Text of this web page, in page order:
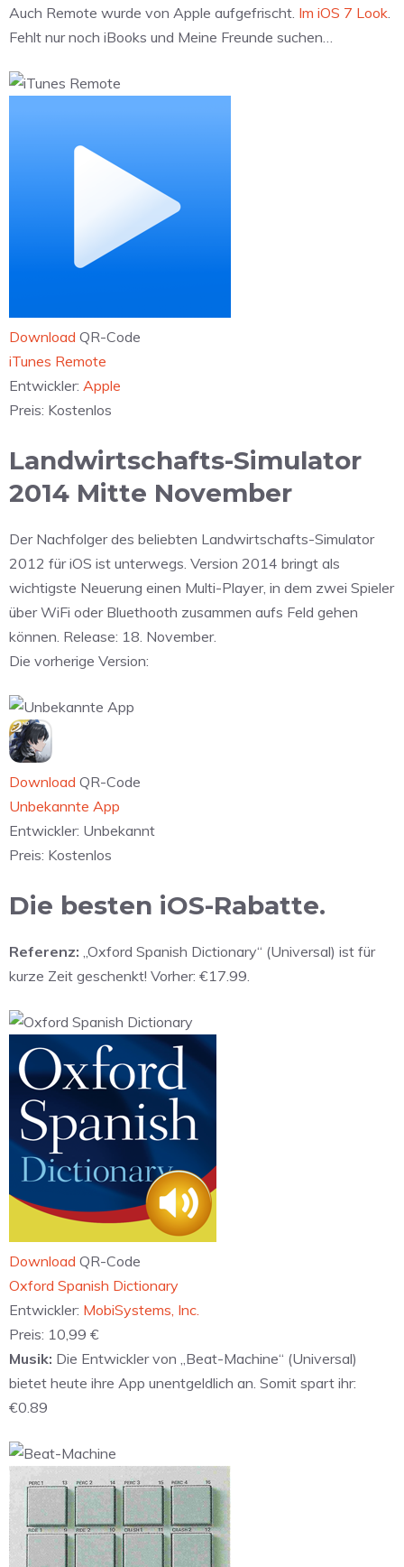
Auch Remote wurde von Apple aufgefrischt. Im iOS 7 Look.
Fehlt nur noch iBooks und Meine Freunde suchen…
Download QR-Code
‎iTunes Remote
Entwickler: Apple
Preis: Kostenlos
Landwirtschafts-Simulator
2014 Mitte November
Der Nachfolger des beliebten Landwirtschafts-Simulator
2012 für iOS ist unterwegs. Version 2014 bringt als
wichtigste Neuerung einen Multi-Player, in dem zwei Spieler
über WiFi oder Bluethooth zusammen aufs Feld gehen
können. Release: 18. November.
Die vorherige Version:
Download QR-Code
Unbekannte App
Entwickler: Unbekannt
Preis: Kostenlos
Die besten iOS-Rabatte.
Referenz: „Oxford Spanish Dictionary“ (Universal) ist für
kurze Zeit geschenkt! Vorher: €17.99.
Download QR-Code
‎Oxford Spanish Dictionary
Entwickler: MobiSystems, Inc.
Preis: 10,99 €
Musik: Die Entwickler von „Beat-Machine“ (Universal)
bietet heute ihre App unentgeldlich an. Somit spart ihr:
€0.89